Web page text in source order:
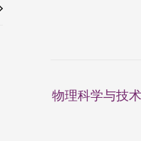
物理科学与技